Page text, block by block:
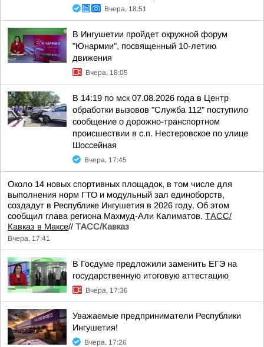
Вчера, 18:51
В Ингушетии пройдет окружной форум
"Юнармии", посвященный 10-летию
движения
Вчера, 18:05
В 14:19 по мск 07.08.2026 года в Центр
обработки вызовов "Служба 112" поступило
сообщение о дорожно-транспортном
происшествии в с.п. Нестеровское по улице
Шоссейная
Вчера, 17:45
Около 14 новых спортивных площадок, в том числе для
выполнения норм ГТО и модульный зал единоборств,
создадут в Республике Ингушетия в 2026 году. Об этом
сообщил глава региона Махмуд-Али Калиматов. ТАСС/
Кавказ в Максе// ТАСС/Кавказ
Вчера, 17:41
В Госдуме предложили заменить ЕГЭ на
государственную итоговую аттестацию
Вчера, 17:36
Уважаемые предприниматели Республики
Ингушетия!
Вчера, 17:26